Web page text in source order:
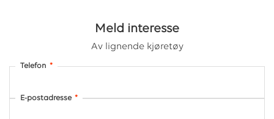
Meld interesse
Av lignende kjøretøy
Telefon *
E-postadresse *